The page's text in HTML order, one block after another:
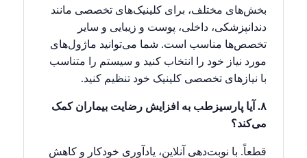
بخش‌های مختلف، برای کلینیک‌های تخصصی مانند
دندانپزشکی، داخلی، پوست و زیبایی و سایر
تخصص‌ها مناسب است. شما می‌توانید ماژول‌های
مورد نیاز خود را انتخاب کنید و سیستم را متناسب
با نیازهای تخصصی کلینیک خود تنظیم کنید.
۸. آیا پارسیزطب به افزایش رضایت بیماران کمک
می‌کند؟
قطعاً. با نوبت‌دهی آنلاین، یادآوری خودکار و کاهش